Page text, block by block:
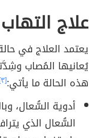
علاج
يعتمد العلاج في
يُعانيها المُصاب
هذه الحالة ما يأتي:[٣]
أدوية السُّعال،
السُّعال الذي